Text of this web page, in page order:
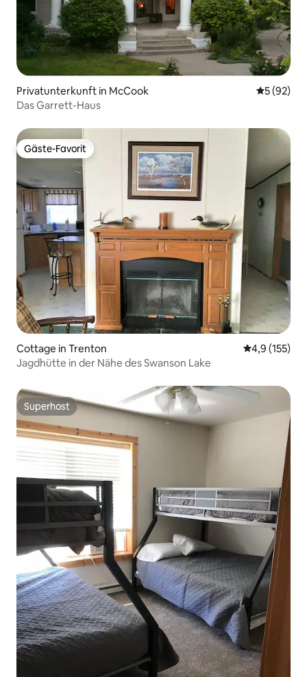
Privatunterkunft in McCook
5 (92)
Das Garrett-Haus
Gäste-Favorit
Gäste-Favorit
Cottage in Trenton
4,9 (155)
Jagdhütte in der Nähe des Swanson Lake
Superhost
Superhost